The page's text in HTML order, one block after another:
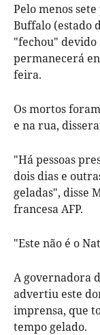
Pelo menos
Buffalo (estado
"fechou" devido
permanecerá
feira.
Os mortos
e na rua,
"Há pessoas
dois dias e
geladas", disse
francesa AFP.
"Este não é o
A governadora
advertiu este
imprensa, que
tempo gelado.